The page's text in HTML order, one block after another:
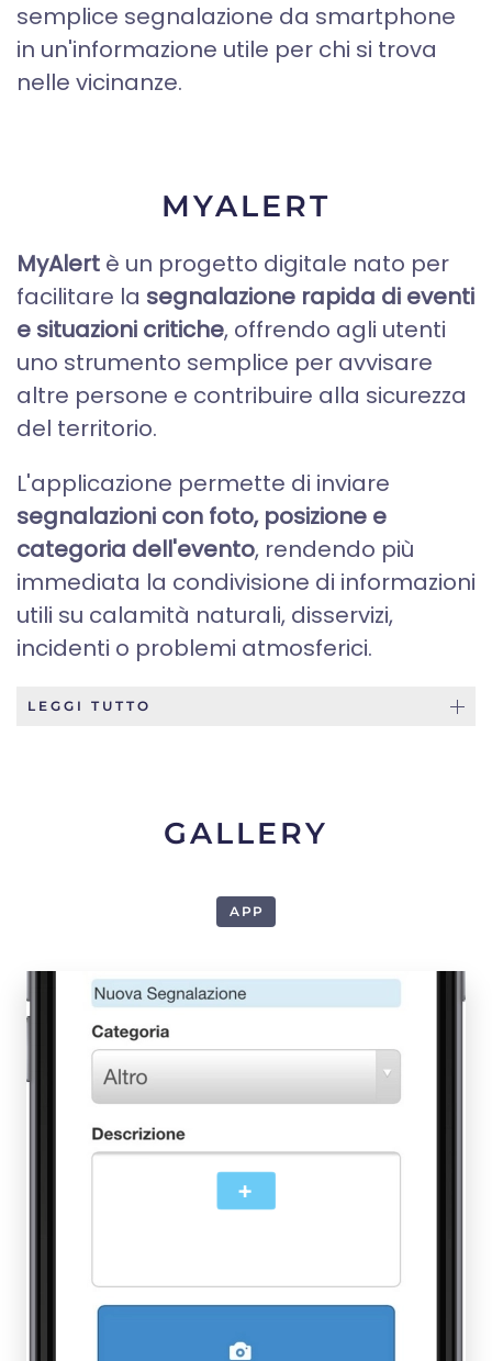
semplice segnalazione da smartphone
in un'informazione utile per chi si trova
nelle vicinanze.
MYALERT
MyAlert è un progetto digitale nato per
facilitare la segnalazione rapida di eventi
e situazioni critiche, offrendo agli utenti
uno strumento semplice per avvisare
altre persone e contribuire alla sicurezza
del territorio.
L'applicazione permette di inviare
segnalazioni con foto, posizione e
categoria dell'evento, rendendo più
immediata la condivisione di informazioni
utili su calamità naturali, disservizi,
incidenti o problemi atmosferici.
LEGGI TUTTO
GALLERY
APP
+